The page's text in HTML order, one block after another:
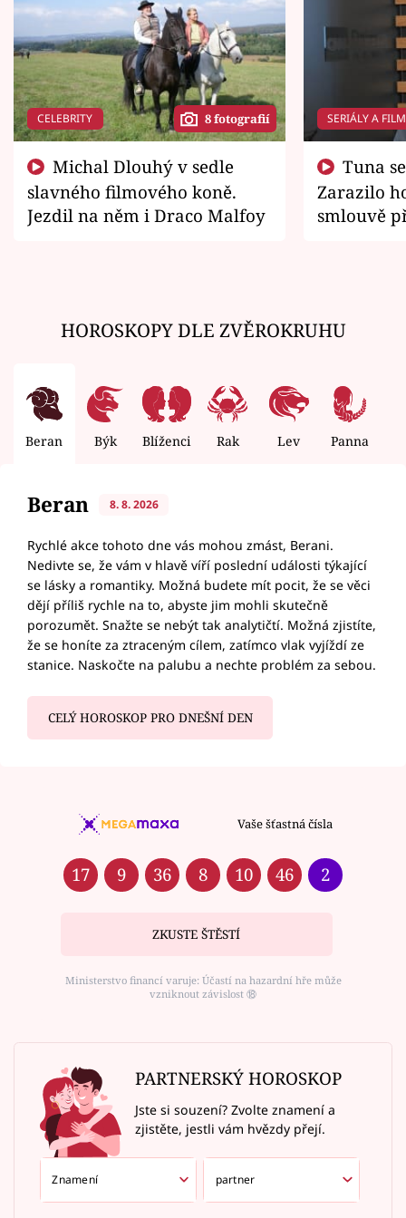
CELEBRITY 8 fotografií
slavného filmového koně.
Jezdil na něm i Draco Malfoy
SERIÁLY A
Zarazilo
smlouvě
HOROSKOPY DLE ZVĚROKRUHU
Beran Býk Blíženci Rak Lev Panna
Beran 8. 8. 2026
Rychlé akce tohoto dne vás mohou zmást, Berani.
Nedivte se, že vám v hlavě víří poslední události týkající
se lásky a romantiky. Možná budete mít pocit, že se věci
dějí příliš rychle na to, abyste jim mohli skutečně
porozumět. Snažte se nebýt tak analytičtí. Možná zjistíte,
že se honíte za ztraceným cílem, zatímco vlak vyjíždí ze
stanice. Naskočte na palubu a nechte problém za sebou.
CELÝ HOROSKOP PRO DNEŠNÍ DEN
Vaše šťastná čísla
17 9 36 8 10 46 2
ZKUSTE ŠTĚSTÍ
Ministerstvo financí varuje: Účastí na hazardní hře může
vzniknout závislost ⑱
PARTNERSKÝ HOROSKOP
Jste si souzení? Zvolte znamení a
zjistěte, jestli vám hvězdy přejí.